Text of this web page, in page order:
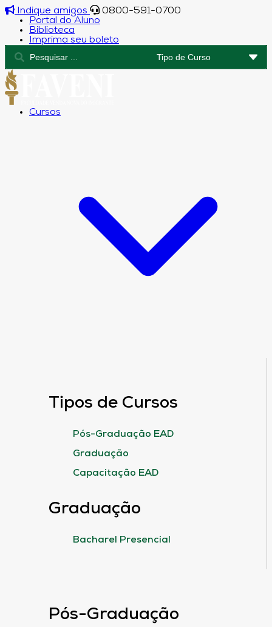
Indique amigos
0800-591-0700
Portal do Aluno
Biblioteca
Imprima seu boleto
Cursos
Tipos de Cursos
Pós-Graduação EAD
Graduação
Capacitação EAD
Graduação
Bacharel Presencial
Pós-Graduação